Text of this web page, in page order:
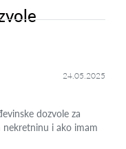
24.05.2025
dozvole za
i ako imam